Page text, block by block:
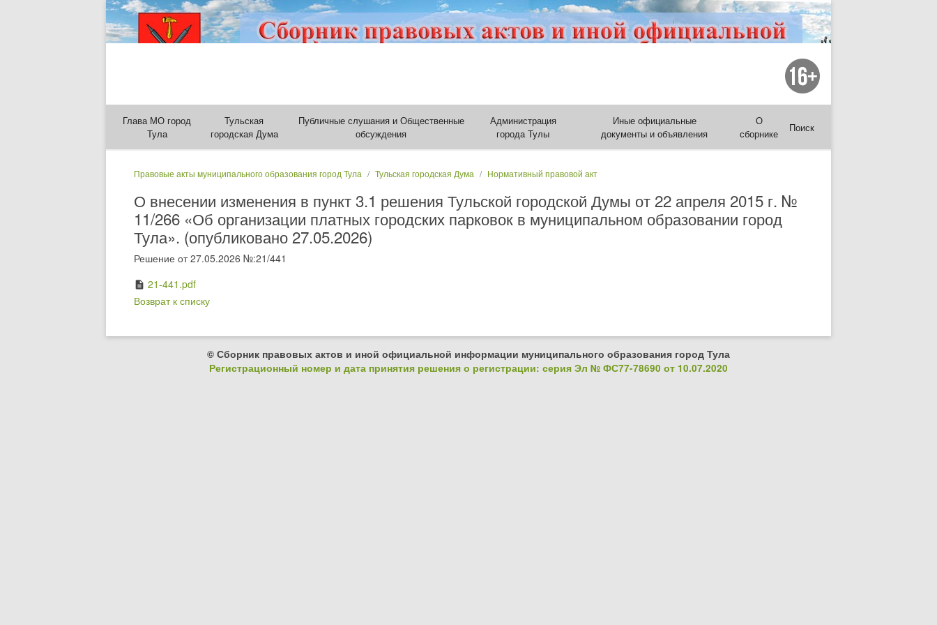
Глава МО город
Тула
Тульская
городская Дума
Публичные слушания и Общественные
обсуждения
Администрация
города Тулы
Иные официальные
документы и объявления
О
сборнике
Поиск
Правовые акты муниципального образования город Тула Тульская городская Дума Нормативный правовой акт
О внесении изменения в пункт 3.1 решения Тульской городской Думы от 22 апреля 2015 г. №
11/266 «Об организации платных городских парковок в муниципальном образовании город
Тула». (опубликовано 27.05.2026)
Решение от 27.05.2026 №:21/441
description 21-441.pdf
Возврат к списку
© Сборник правовых актов и иной официальной информации муниципального образования город Тула
Регистрационный номер и дата принятия решения о регистрации: серия Эл № ФС77-78690 от 10.07.2020